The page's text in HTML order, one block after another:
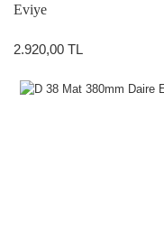
Eviye
2.920,00 TL